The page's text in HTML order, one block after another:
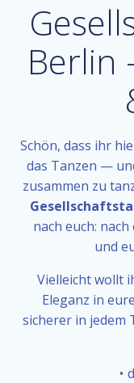
Berlin
Schön, dass ihr
das Tanzen —
zusammen zu
nach euch:
und
Vielleicht wollt
Eleganz in
sicherer in jedem